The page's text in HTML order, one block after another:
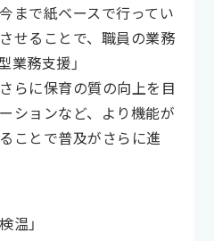
まで紙ベースで行ってい
せることで、職員の業務
業務支援」
らに保育の質の向上を目
ションなど、より機能が
ことで普及がさらに進
温」